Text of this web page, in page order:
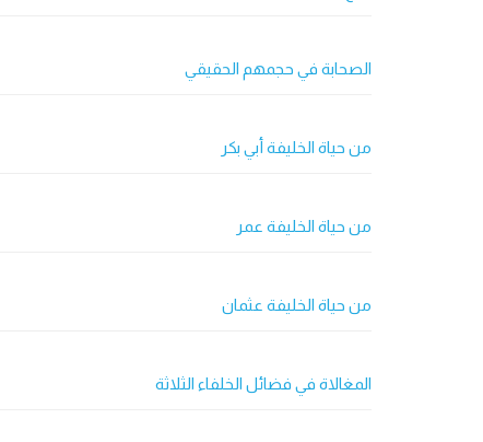
الصحابة في حجمهم الحقيقي
من حياة الخليفة أبي بكر
من حياة الخليفة عمر
من حياة الخليفة عثمان
المغالاة في فضائل الخلفاء الثلاثة